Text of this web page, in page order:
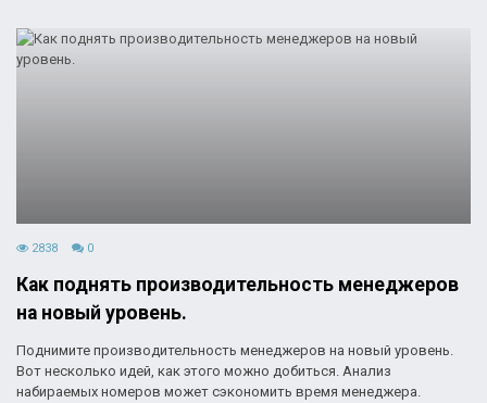
2838 0
Как поднять производительность менеджеров
на новый уровень.
Поднимите производительность менеджеров на новый уровень.
Вот несколько идей, как этого можно добиться. Анализ
набираемых номеров может сэкономить время менеджера.